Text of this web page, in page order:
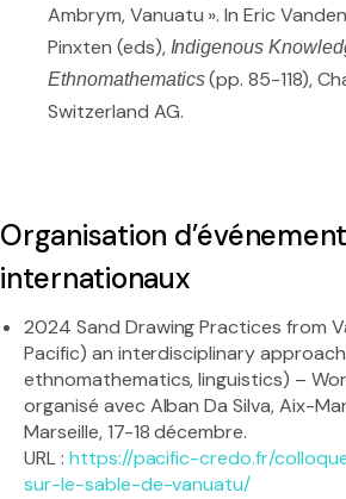
Ambrym, Vanuatu ». In Eric
Pinxten (eds), Indigenous
Ethnomathematics(pp. 85-118),
Switzerland AG.
Organisation
internationaux
2024 Sand Drawing Practices from
Pacific) an interdisciplinary
ethnomathematics, linguistics) –
organisé avec Alban Da Silva, Aix-
Marseille, 17-18 décembre.
URL : https://pacific-credo.fr/
sur-le-sable-de-vanuatu/